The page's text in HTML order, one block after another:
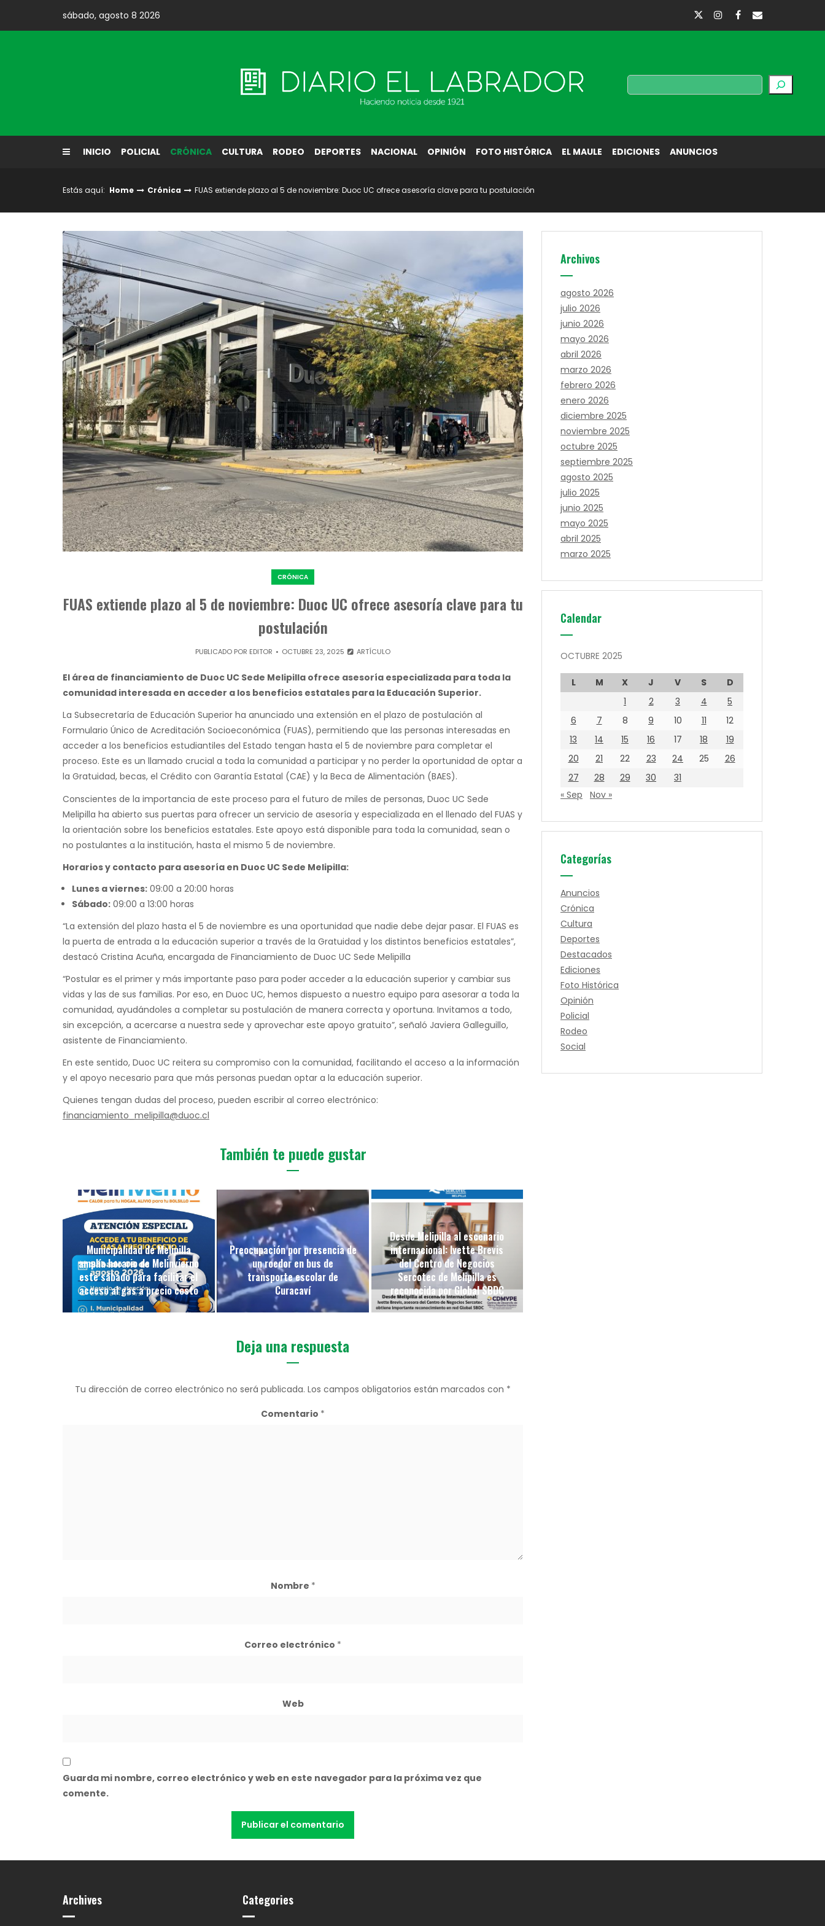
content
sábado, agosto 8 2026
Diario El Labrador Buscar
INICIO POLICIAL CRÓNICA CULTURA RODEO DEPORTES NACIONAL OPINIÓN FOTO HISTÓRICA EL MAULE EDICIONES ANUNCIOS
Estás aquí: Home Crónica FUAS extiende plazo al 5 de noviembre: Duoc UC ofrece asesoría clave para tu postulación
CRÓNICA
FUAS extiende plazo al 5 de noviembre: Duoc UC ofrece asesoría clave para tu
postulación
PUBLICADO POR EDITOR OCTUBRE 23, 2025 ARTÍCULO
El área de financiamiento de Duoc UC Sede Melipilla ofrece asesoría especializada para toda la
comunidad interesada en acceder a los beneficios estatales para la Educación Superior.
La Subsecretaría de Educación Superior ha anunciado una extensión en el plazo de postulación al
Formulario Único de Acreditación Socioeconómica (FUAS), permitiendo que las personas interesadas en
acceder a los beneficios estudiantiles del Estado tengan hasta el 5 de noviembre para completar el
proceso. Este es un llamado crucial a toda la comunidad a participar y no perder la oportunidad de optar a
la Gratuidad, becas, el Crédito con Garantía Estatal (CAE) y la Beca de Alimentación (BAES).
Conscientes de la importancia de este proceso para el futuro de miles de personas, Duoc UC Sede
Melipilla ha abierto sus puertas para ofrecer un servicio de asesoría y especializada en el llenado del FUAS y
la orientación sobre los beneficios estatales. Este apoyo está disponible para toda la comunidad, sean o
no postulantes a la institución, hasta el mismo 5 de noviembre.
Horarios y contacto para asesoría en Duoc UC Sede Melipilla:
Lunes a viernes: 09:00 a 20:00 horas
Sábado: 09:00 a 13:00 horas
“La extensión del plazo hasta el 5 de noviembre es una oportunidad que nadie debe dejar pasar. El FUAS es
la puerta de entrada a la educación superior a través de la Gratuidad y los distintos beneficios estatales”,
destacó Cristina Acuña, encargada de Financiamiento de Duoc UC Sede Melipilla
“Postular es el primer y más importante paso para poder acceder a la educación superior y cambiar sus
vidas y las de sus familias. Por eso, en Duoc UC, hemos dispuesto a nuestro equipo para asesorar a toda la
comunidad, ayudándoles a completar su postulación de manera correcta y oportuna. Invitamos a todo,
sin excepción, a acercarse a nuestra sede y aprovechar este apoyo gratuito”, señaló Javiera Galleguillo,
asistente de Financiamiento.
En este sentido, Duoc UC reitera su compromiso con la comunidad, facilitando el acceso a la información
y el apoyo necesario para que más personas puedan optar a la educación superior.
Quienes tengan dudas del proceso, pueden escribir al correo electrónico:
financiamiento_melipilla@duoc.cl
También te puede gustar
Municipalidad de Melipilla
amplía horario de Melinvierno
este sábado para facilitar el
acceso al gas a precio costo
Preocupación por presencia de
un roedor en bus de
transporte escolar de
Curacaví
Desde Melipilla al escenario
internacional: Ivette Brevis
del Centro de Negocios
Sercotec de Melipilla es
reconocida por Global SBDC
Deja una respuesta
Tu dirección de correo electrónico no será publicada. Los campos obligatorios están marcados con *
Comentario *
Nombre *
Correo electrónico *
Web
Guarda mi nombre, correo electrónico y web en este navegador para la próxima vez que
comente.
Archivos
agosto 2026
julio 2026
junio 2026
mayo 2026
abril 2026
marzo 2026
febrero 2026
enero 2026
diciembre 2025
noviembre 2025
octubre 2025
septiembre 2025
agosto 2025
julio 2025
junio 2025
mayo 2025
abril 2025
marzo 2025
Calendar
OCTUBRE 2025
L M X J V S
D
1
2 3 4
5
6
7 8 9 10 11
12
13
14 15 16 17 18
19
20
21 22 23 24 25
26
27
28 29 30
31
« Sep
Nov »
Categorías
Anuncios
Crónica
Cultura
Deportes
Destacados
Ediciones
Foto Histórica
Opinión
Policial
Rodeo
Social
Archives Categories